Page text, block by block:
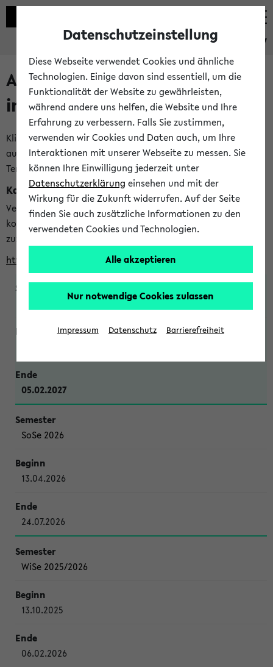
eKVV
Alle veröffentlichten Semester
im eKVV
Klicken Sie auf das Semester, welches Sie für Ihre Sitzung
auswählen möchten. Bitte beachten Sie auch die weiteren
Termine imKalender der Lehrplanung
Kalenderintegration
Verwenden Sie die folgende Adresse, um mit einer
kompatiblen Kalenderanwendung auf die Vorlesungszeiten
zuzugreifen (nähere Informationen
finden Sie hier
https://ekvv.uni-bielefeld.de/ws/calendar?vz
WiSe 2026/2027
05.02.2027
SoSe 2026
13.04.2026
24.07.2026
WiSe 2025/2026
13.10.2025
06.02.2026
Datenschutzeinstellung
Diese Webseite verwendet Cookies und ähnliche
Technologien. Einige davon sind essentiell, um die
Funktionalität der Website zu gewährleisten,
während andere uns helfen, die Website und Ihre
Erfahrung zu verbessern. Falls Sie zustimmen,
verwenden wir Cookies und Daten auch, um Ihre
Interaktionen mit unserer Webseite zu messen. Sie
können Ihre Einwilligung jederzeit unter
Datenschutzerklärung einsehen und mit der
Wirkung für die Zukunft widerrufen. Auf der Seite
finden Sie auch zusätzliche Informationen zu den
verwendeten Cookies und Technologien.
Alle akzeptieren
Nur notwendige Cookies zulassen
Impressum Datenschutz Barrierefreiheit